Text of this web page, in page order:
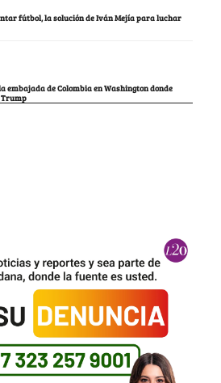
fútbol, la solución de Iván Mejía para luchar
embajada de Colombia en Washington donde
Trump